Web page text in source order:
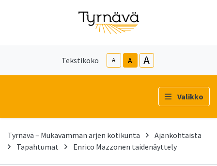
Tekstikoko A A A
Valikko
Tyrnävä – Mukavamman arjen kotikunta
Ajankohtaista
Tapahtumat
Enrico Mazzonen taidenäyttely